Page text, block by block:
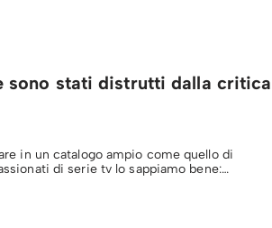
sono stati distrutti dalla critica
in un catalogo ampio come quello di
di serie tv lo sappiamo bene:…